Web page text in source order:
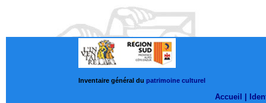
Inventaire général du patrimoine culturel
Accueil |